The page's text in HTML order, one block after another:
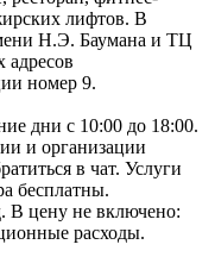
лифтов. В
Н.Э. Баумана и ТЦ
номер 9.
дни с 10:00 до 18:00.
и организации
в чат. Услуги
бесплатны.
В цену не включено:
расходы.